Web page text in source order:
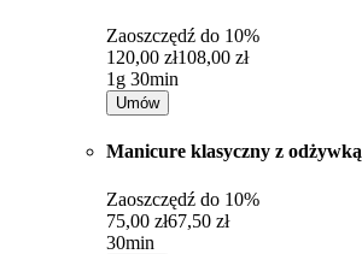
Zaoszczędź do 10%
120,00 zł108,00 zł
1g 30min
Umów
Manicure klasyczny z odżywką
Zaoszczędź do 10%
75,00 zł67,50 zł
30min